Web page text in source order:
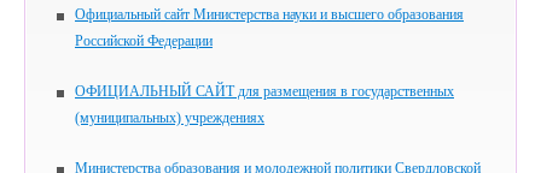
Официальный сайт Министерства науки и высшего образования
Российской Федерации
ОФИЦИАЛЬНЫЙ САЙТ для размещения в государственных
(муниципальных) учреждениях
Министерства образования и молодежной политики Свердловской